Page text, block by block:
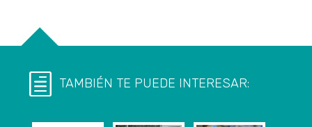
TAMBIÉN TE PUEDE INTERESAR: